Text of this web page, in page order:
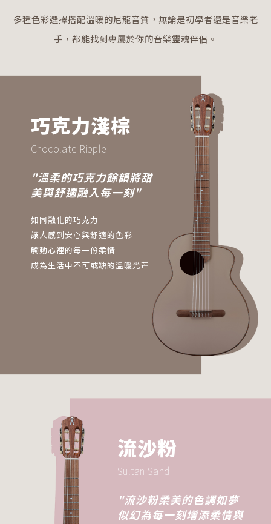
多種色彩選擇搭配溫暖的尼龍音質，無論是初學者還是音樂老
手，都能找到專屬於你的音樂靈魂伴侶。
巧克力淺棕
Chocolate Ripple
"溫柔的巧克力餘韻將甜
美與舒適融入每一刻"
如同融化的巧克力
讓人感到安心與舒適的色彩
觸動心裡的每一份柔情
成為生活中不可或缺的溫暖光芒
流沙粉
Sultan Sand
"流沙粉柔美的色調如夢
似幻為每一刻增添柔情與